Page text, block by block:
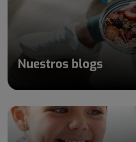
Nuestros blogs